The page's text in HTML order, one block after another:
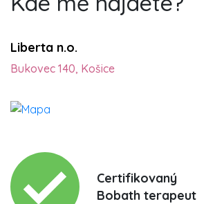
Liberta n.o.
Bukovec 140, Košice
Certifikovaný
Bobath terapeut